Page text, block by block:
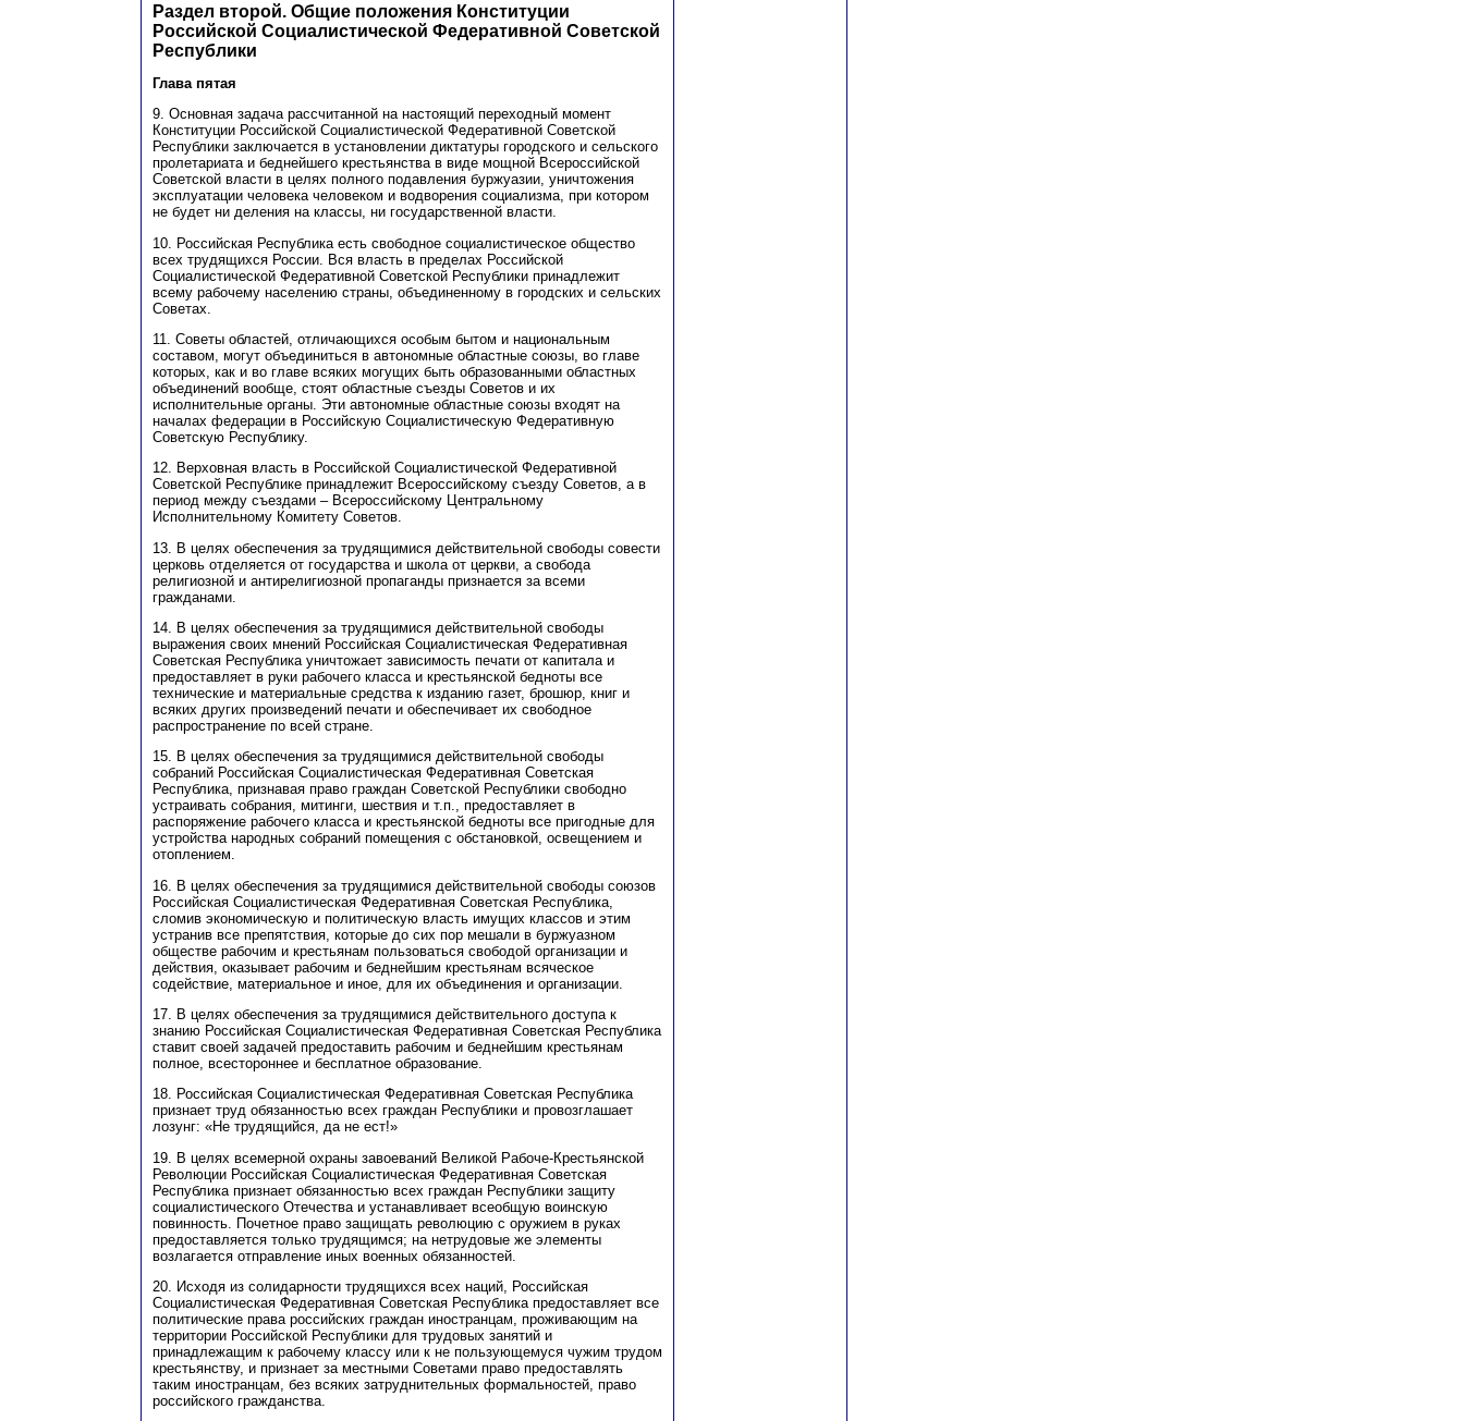
Раздел второй. Общие положения Конституции
Российской Социалистической Федеративной Советской
Республики
Глава пятая
9. Основная задача рассчитанной на настоящий переходный момент
Конституции Российской Социалистической Федеративной Советской
Республики заключается в установлении диктатуры городского и сельского
пролетариата и беднейшего крестьянства в виде мощной Всероссийской
Советской власти в целях полного подавления буржуазии, уничтожения
эксплуатации человека человеком и водворения социализма, при котором
не будет ни деления на классы, ни государственной власти.
10. Российская Республика есть свободное социалистическое общество
всех трудящихся России. Вся власть в пределах Российской
Социалистической Федеративной Советской Республики принадлежит
всему рабочему населению страны, объединенному в городских и сельских
Советах.
11. Советы областей, отличающихся особым бытом и национальным
составом, могут объединиться в автономные областные союзы, во главе
которых, как и во главе всяких могущих быть образованными областных
объединений вообще, стоят областные съезды Советов и их
исполнительные органы. Эти автономные областные союзы входят на
началах федерации в Российскую Социалистическую Федеративную
Советскую Республику.
12. Верховная власть в Российской Социалистической Федеративной
Советской Республике принадлежит Всероссийскому съезду Советов, а в
период между съездами – Всероссийскому Центральному
Исполнительному Комитету Советов.
13. В целях обеспечения за трудящимися действительной свободы совести
церковь отделяется от государства и школа от церкви, а свобода
религиозной и антирелигиозной пропаганды признается за всеми
гражданами.
14. В целях обеспечения за трудящимися действительной свободы
выражения своих мнений Российская Социалистическая Федеративная
Советская Республика уничтожает зависимость печати от капитала и
предоставляет в руки рабочего класса и крестьянской бедноты все
технические и материальные средства к изданию газет, брошюр, книг и
всяких других произведений печати и обеспечивает их свободное
распространение по всей стране.
15. В целях обеспечения за трудящимися действительной свободы
собраний Российская Социалистическая Федеративная Советская
Республика, признавая право граждан Советской Республики свободно
устраивать собрания, митинги, шествия и т.п., предоставляет в
распоряжение рабочего класса и крестьянской бедноты все пригодные для
устройства народных собраний помещения с обстановкой, освещением и
отоплением.
16. В целях обеспечения за трудящимися действительной свободы союзов
Российская Социалистическая Федеративная Советская Республика,
сломив экономическую и политическую власть имущих классов и этим
устранив все препятствия, которые до сих пор мешали в буржуазном
обществе рабочим и крестьянам пользоваться свободой организации и
действия, оказывает рабочим и беднейшим крестьянам всяческое
содействие, материальное и иное, для их объединения и организации.
17. В целях обеспечения за трудящимися действительного доступа к
знанию Российская Социалистическая Федеративная Советская Республика
ставит своей задачей предоставить рабочим и беднейшим крестьянам
полное, всестороннее и бесплатное образование.
18. Российская Социалистическая Федеративная Советская Республика
признает труд обязанностью всех граждан Республики и провозглашает
лозунг: «Не трудящийся, да не ест!»
19. В целях всемерной охраны завоеваний Великой Рабоче-Крестьянской
Революции Российская Социалистическая Федеративная Советская
Республика признает обязанностью всех граждан Республики защиту
социалистического Отечества и устанавливает всеобщую воинскую
повинность. Почетное право защищать революцию с оружием в руках
предоставляется только трудящимся; на нетрудовые же элементы
возлагается отправление иных военных обязанностей.
20. Исходя из солидарности трудящихся всех наций, Российская
Социалистическая Федеративная Советская Республика предоставляет все
политические права российских граждан иностранцам, проживающим на
территории Российской Республики для трудовых занятий и
принадлежащим к рабочему классу или к не пользующемуся чужим трудом
крестьянству, и признает за местными Советами право предоставлять
таким иностранцам, без всяких затруднительных формальностей, право
российского гражданства.